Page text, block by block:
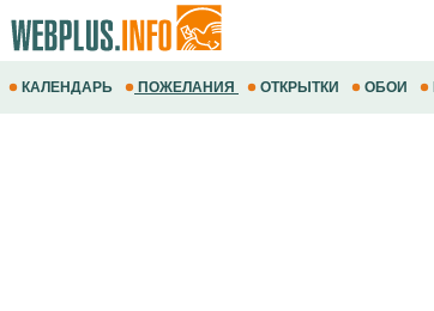
КАЛЕНДАРЬ ПОЖЕЛАНИЯ ОТКРЫТКИ ОБОИ